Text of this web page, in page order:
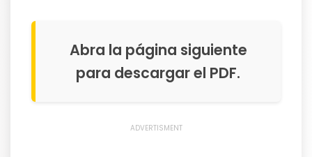
Abra la página siguiente
para descargar el PDF.
ADVERTISMENT